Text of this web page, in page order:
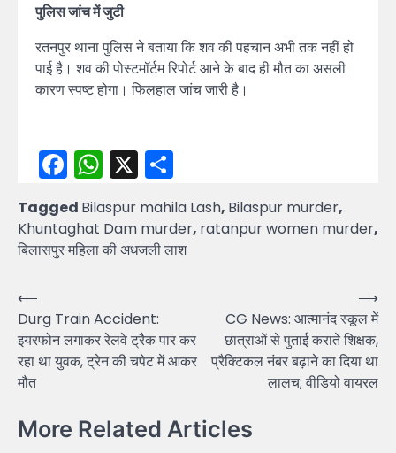
पुलिस जांच में जुटी
रतनपुर थाना पुलिस ने बताया कि शव की पहचान अभी तक नहीं हो
पाई है। शव की पोस्टमॉर्टम रिपोर्ट आने के बाद ही मौत का असली
कारण स्पष्ट होगा। फिलहाल जांच जारी है।
Facebook
WhatsApp
X
Tagged Bilaspur mahila Lash, Bilaspur murder,
Khuntaghat Dam murder, ratanpur women murder,
बिलासपुर महिला की अधजली लाश
Post
navigation
⟵
Durg Train Accident:
इयरफोन लगाकर रेलवे ट्रैक पार कर
रहा था युवक, ट्रेन की चपेट में आकर
मौत
CG News: आत्मानंद स्कूल में
छात्राओं से पुताई कराते शिक्षक,
प्रैक्टिकल नंबर बढ़ाने का दिया था
लालच; वीडियो वायरल
⟶
More Related Articles